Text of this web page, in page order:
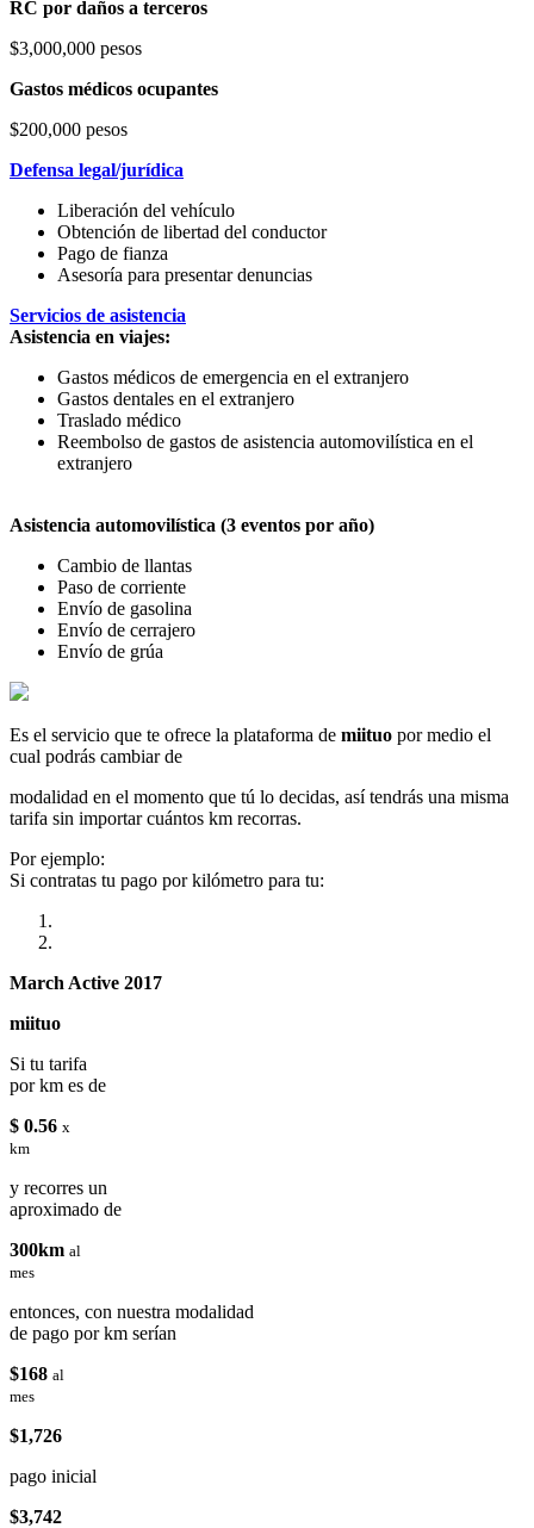
RC por daños a terceros
$3,000,000 pesos
Gastos médicos ocupantes
$200,000 pesos
Defensa legal/jurídica
Liberación del vehículo
Obtención de libertad del conductor
Pago de fianza
Asesoría para presentar denuncias
Servicios de asistencia
Asistencia en viajes:
Gastos médicos de emergencia en el extranjero
Gastos dentales en el extranjero
Traslado médico
Reembolso de gastos de asistencia automovilística en el
extranjero
Asistencia automovilística (3 eventos por año)
Cambio de llantas
Paso de corriente
Envío de gasolina
Envío de cerrajero
Envío de grúa
Es el servicio que te ofrece la plataforma de miituo por medio el
cual podrás cambiar de
modalidad en el momento que tú lo decidas, así tendrás una misma
tarifa sin importar cuántos km recorras.
Por ejemplo:
Si contratas tu pago por kilómetro para tu:
March Active 2017
miituo
Si tu tarifa
por km es de
$ 0.56 x
km
y recorres un
aproximado de
300km al
mes
entonces, con nuestra modalidad
de pago por km serían
$168 al
mes
$1,726
pago inicial
$3,742